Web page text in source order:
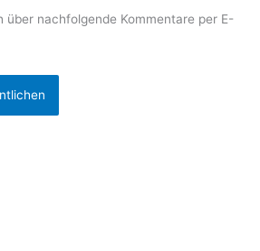
über nachfolgende Kommentare per E-